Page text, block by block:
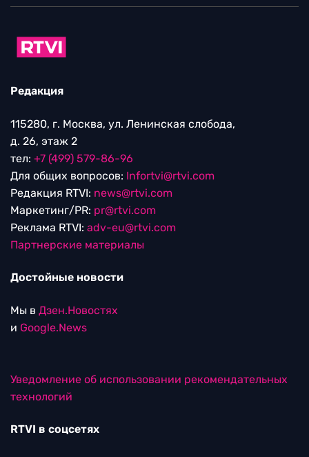
Редакция
115280, г. Москва, ул. Ленинская слобода,
д. 26, этаж 2
тел: +7 (499) 579-86-96
Для общих вопросов: Infortvi@rtvi.com
Редакция RTVI: news@rtvi.com
Маркетинг/PR: pr@rtvi.com
Реклама RTVI: adv-eu@rtvi.com
Партнерские материалы
Достойные новости
Мы в Дзен.Новостях
и Google.News
Уведомление об использовании рекомендательных
технологий
RTVI в соцсетях